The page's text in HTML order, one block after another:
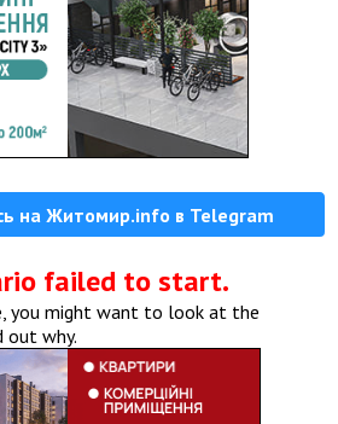
на Житомир.info в Telegram
failed to start.
you might want to look at the
out why.